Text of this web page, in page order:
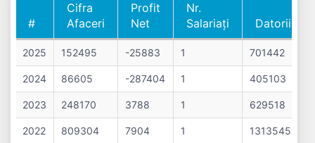
#
Cifra
Afaceri
Profit
Net
Nr.
Salariați
Datorii
#
Cifra
Afaceri
Profit
Net
Salariați
Datorii
2025 152495 -25883 1 701442
2024 86605 -287404 1 405103
2023 248170 3788 1 629518
2022 809304 7904 1 1313545